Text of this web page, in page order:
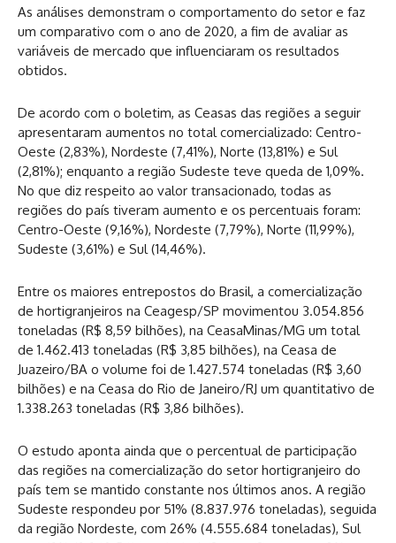
As análises demonstram o comportamento do setor e faz
um comparativo com o ano de 2020, a fim de avaliar as
variáveis de mercado que influenciaram os resultados
obtidos.
De acordo com o boletim, as Ceasas das regiões a seguir
apresentaram aumentos no total comercializado: Centro-
Oeste (2,83%), Nordeste (7,41%), Norte (13,81%) e Sul
(2,81%); enquanto a região Sudeste teve queda de 1,09%.
No que diz respeito ao valor transacionado, todas as
regiões do país tiveram aumento e os percentuais foram:
Centro-Oeste (9,16%), Nordeste (7,79%), Norte (11,99%),
Sudeste (3,61%) e Sul (14,46%).
Entre os maiores entrepostos do Brasil, a comercialização
de hortigranjeiros na Ceagesp/SP movimentou 3.054.856
toneladas (R$ 8,59 bilhões), na CeasaMinas/MG um total
de 1.462.413 toneladas (R$ 3,85 bilhões), na Ceasa de
Juazeiro/BA o volume foi de 1.427.574 toneladas (R$ 3,60
bilhões) e na Ceasa do Rio de Janeiro/RJ um quantitativo de
1.338.263 toneladas (R$ 3,86 bilhões).
O estudo aponta ainda que o percentual de participação
das regiões na comercialização do setor hortigranjeiro do
país tem se mantido constante nos últimos anos. A região
Sudeste respondeu por 51% (8.837.976 toneladas), seguida
da região Nordeste, com 26% (4.555.684 toneladas), Sul